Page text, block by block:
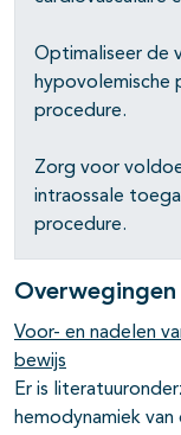
Optimaliseer de
hypovolemische
procedure.
Zorg voor
intraossale
procedure.
Overwegingen
Voor- en nadelen
bewijs
Er is
hemodynamiek